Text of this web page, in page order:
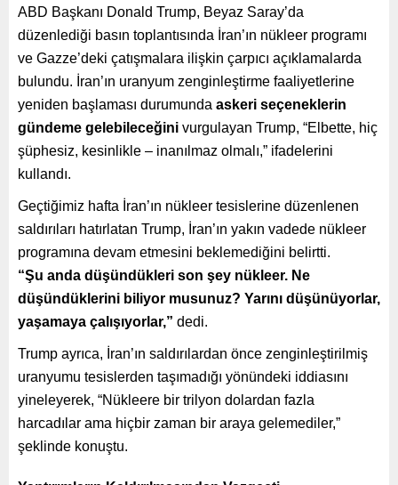
ABD Başkanı Donald Trump, Beyaz Saray’da
düzenlediği basın toplantısında İran’ın nükleer programı
ve Gazze’deki çatışmalara ilişkin çarpıcı açıklamalarda
bulundu. İran’ın uranyum zenginleştirme faaliyetlerine
yeniden başlaması durumunda askeri seçeneklerin
gündeme gelebileceğini vurgulayan Trump, “Elbette, hiç
şüphesiz, kesinlikle – inanılmaz olmalı,” ifadelerini
kullandı.
Geçtiğimiz hafta İran’ın nükleer tesislerine düzenlenen
saldırıları hatırlatan Trump, İran’ın yakın vadede nükleer
programına devam etmesini beklemediğini belirtti.
“Şu anda düşündükleri son şey nükleer. Ne
düşündüklerini biliyor musunuz? Yarını düşünüyorlar,
yaşamaya çalışıyorlar,” dedi.
Trump ayrıca, İran’ın saldırılardan önce zenginleştirilmiş
uranyumu tesislerden taşımadığı yönündeki iddiasını
yineleyerek, “Nükleere bir trilyon dolardan fazla
harcadılar ama hiçbir zaman bir araya gelemediler,”
şeklinde konuştu.